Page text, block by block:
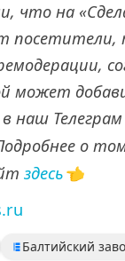
что на
посетители,
может
наш Телеграм
о
здесь👈
Балтийский